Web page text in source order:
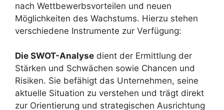
nach Wettbewerbsvorteilen und neuen
Möglichkeiten des Wachstums. Hierzu stehen
verschiedene Instrumente zur Verfügung:
Die SWOT-Analyse dient der Ermittlung der
Stärken und Schwächen sowie Chancen und
Risiken. Sie befähigt das Unternehmen, seine
aktuelle Situation zu verstehen und trägt direkt
zur Orientierung und strategischen Ausrichtung